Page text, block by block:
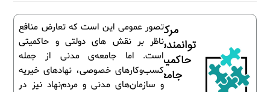
تصور عمومی این است که تعارض منافع
ناظر بر نقش های دولتی و حاکمیتی
است. اما جامعه‌ی مدنی از جمله
کسب‌وکارهای خصوصی، نهادهای خیریه
و سازمان‌های مدنی و مردم‌نهاد نیز در
مرکز
توانمندسازی
حاکمیت و
جامعه